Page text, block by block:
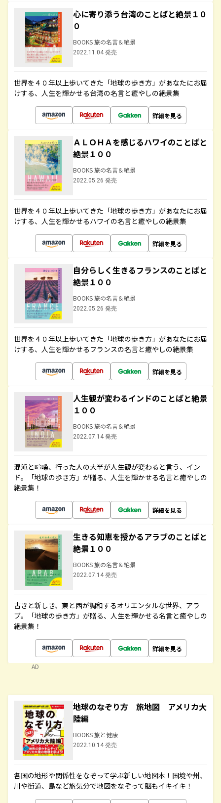
心に寄り添う台湾のことばと絶景１０
０
BOOKS 旅の名言＆絶景
2022.11.04 発売
世界を４０年以上歩いてきた「地球の歩き方」があなたにお届
けする、人生を輝かせる台湾の名言と癒やしの絶景集
詳細を見る
ＡＬＯＨＡを感じるハワイのことばと
絶景１００
BOOKS 旅の名言＆絶景
2022.05.26 発売
世界を４０年以上歩いてきた「地球の歩き方」があなたにお届
けする、人生を輝かせるハワイの名言と癒やしの絶景集
詳細を見る
自分らしく生きるフランスのことばと
絶景１００
BOOKS 旅の名言＆絶景
2022.05.26 発売
世界を４０年以上歩いてきた「地球の歩き方」があなたにお届
けする、人生を輝かせるフランスの名言と癒やしの絶景集
詳細を見る
人生観が変わるインドのことばと絶景
１００
BOOKS 旅の名言＆絶景
2022.07.14 発売
混沌と喧噪、行った人の大半が人生観が変わると言う、イン
ド。「地球の歩き方」が贈る、人生を輝かせる名言と癒やしの
絶景集！
詳細を見る
生きる知恵を授かるアラブのことばと
絶景１００
BOOKS 旅の名言＆絶景
2022.07.14 発売
古きと新しき、東と西が調和するオリエンタルな世界、アラ
ブ。「地球の歩き方」が贈る、人生を輝かせる名言と癒やしの
絶景集！
詳細を見る
AD
地球のなぞり方 旅地図 アメリカ大
陸編
BOOKS 旅と健康
2022.10.14 発売
各国の地形や関係性をなぞって学ぶ新しい地図本！国境や州、
川や街道、島など旅気分で地図をなぞって脳もイキイキ！